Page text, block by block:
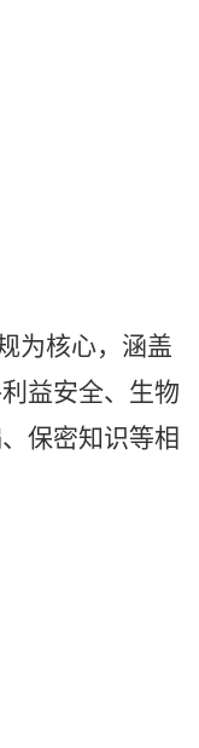
为核心，涵盖
益安全、生物
保密知识等相